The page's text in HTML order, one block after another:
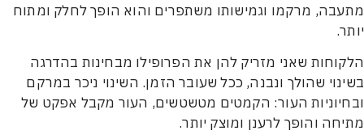
מרקמו וגמישותו משתפרים והוא הופך לחלק ומתוח
שאני מזריק להן את הפרופילו מבחינות בהדרגה
שהולך ונבנה, ככל שעובר הזמן. השינוי ניכר במרקם
העור: הקמטים מטשטשים, העור מקבל אפקט של
והופך לרענן ומוצק יותר.